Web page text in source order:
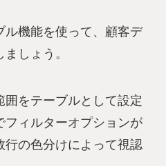
ル機能を使って、顧客デ
しょう。
囲をテーブルとして設定
フィルターオプションが
行の色分けによって視認